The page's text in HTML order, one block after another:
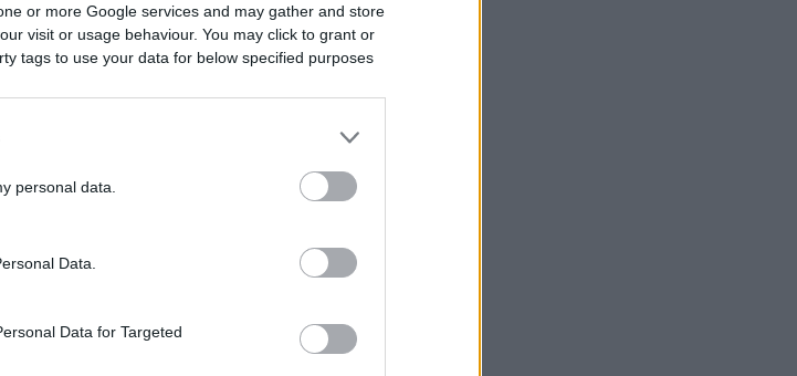
or more Google services and may gather and store
visit or usage behaviour. You may click to grant or
tags to use your data for below specified purposes
personal data.
Data.
Data for Targeted